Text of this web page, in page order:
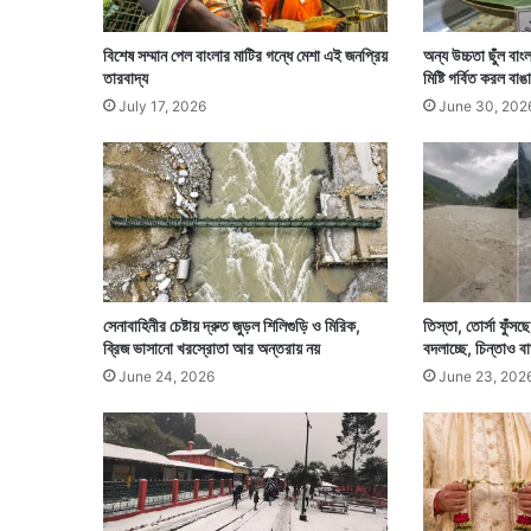
র
হু
সে
ন
বিশেষ সম্মান পেল বাংলার মাটির গন্ধে মেশা এই জনপ্রিয়
তারবাদ্য
July 17, 2026
অন্য উচ্চতা ছুঁল
মিষ্টি গর্বিত করল
June 30,
সেনাবাহিনীর চেষ্টায় দ্রুত জুড়ল শিলিগুড়ি ও মিরিক,
ব্রিজ ভাসানো খরস্রোতা আর অন্তরায় নয়
June 24, 2026
তিস্তা, তোর্সা
বদলাচ্ছে, চিন্তাও
June 23,